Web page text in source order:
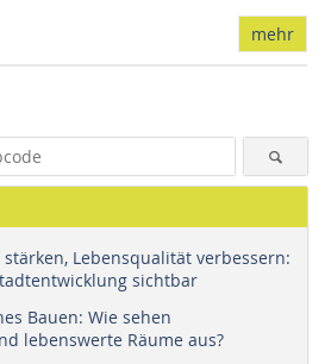
mehr
Lebensqualität verbessern:
sichtbar
Bauen: Wie sehen
lebenswerte Räume aus?